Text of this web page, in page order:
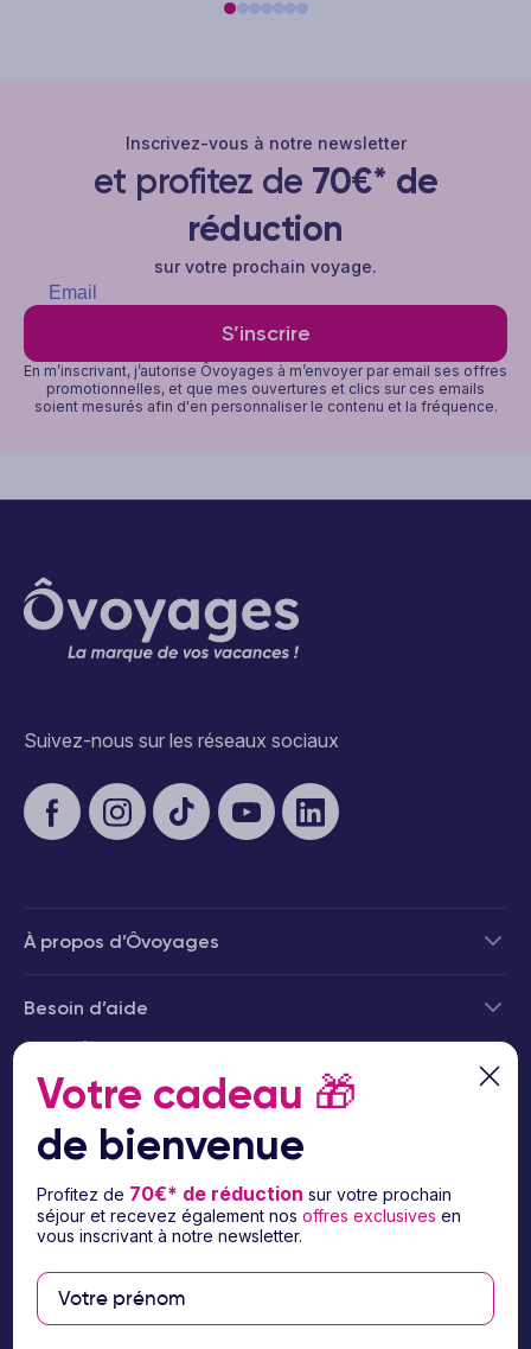
Inscrivez-vous à notre newsletter
et profitez de 70€* de
réduction
sur votre prochain voyage.
S’inscrire
En m’inscrivant, j’autorise Ôvoyages à m’envoyer par email ses offres
promotionnelles, et que mes ouvertures et clics sur ces emails
soient mesurés afin d'en personnaliser le contenu et la fréquence.
Suivez-nous sur les réseaux sociaux
À propos d’Ôvoyages
Besoin d’aide
Paiement sécurisé
Votre cadeau 🎁
de bienvenue
Profitez de 70€* de réduction sur votre prochain
séjour et recevez également nosoffres exclusives en
vous inscrivant à notre newsletter.